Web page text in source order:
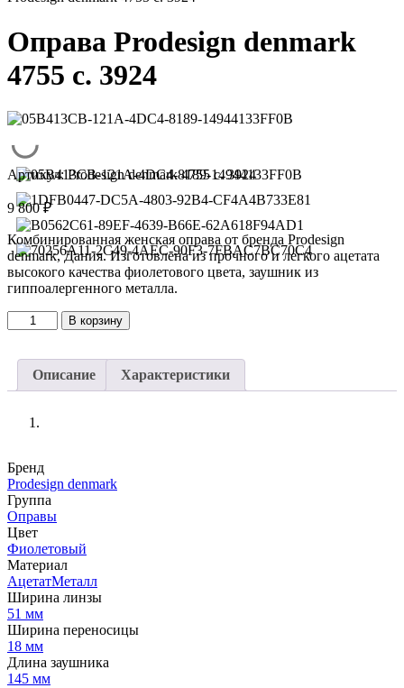
Оправа Prodesign denmark
4755 c. 3924
Артикул:Prodesign denmark 4755 c. 3924
9 800₽
Комбинированная женская оправа от бренда Prodesign
denmark, Дания. Изготовлена из прочного и легкого ацетата
высокого качества фиолетового цвета, заушник из
гиппоалергенного металла.
Количество
товара
Prodesign
denmark
3924
В корзину
Описание Характеристики
Бренд
Prodesign denmark
Группа
Оправы
Цвет
Фиолетовый
Материал
АцетатМеталл
Ширина линзы
51 мм
Ширина переносицы
18 мм
Длина заушника
145 мм